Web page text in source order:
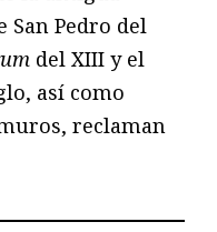
Pedro del
del XIII y el
así como
reclaman